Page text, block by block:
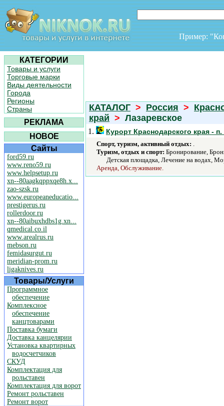
Пример:
КАТЕГОРИИ
Товары и услуги
Торговые марки
Виды деятельности
Города
Регионы
Страны
РЕКЛАМА
НОВОЕ
Сайты
ford59.ru
www.reno59.ru
www.helpsetup.ru
xn--80aagkqppxqe8h.x...
zao-szsk.ru
www.europeaneducatio...
prestigerus.ru
rollerdoor.ru
xn--80aibuxhdbs1g.xn...
qmedical.co.il
www.arealrus.ru
mebson.ru
femidasurgut.ru
meridian-prom.ru
ligaknives.ru
Товары/Услуги
Программное
обеспечение
Комплексное
обеспечение
канцтоварами
Поставка бумаги
Доставка канцелярии
Установка квартирных
водосчетчиков
СКУД
Комплектация для
рольставен
Комплектация для ворот
Ремонт рольставен
Ремонт ворот
КАТАЛОГ > Россия >
край > Лазаревское
1. Курорт Краснодарского края -
Спорт, туризм, активный отдых: .
Туризм, отдых и спорт: Бронирование,
Детская площадка, Лечение на водах,
Аренда, Обслуживание.